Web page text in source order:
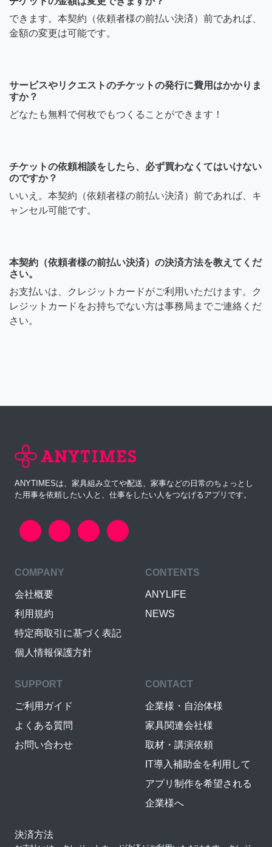
できます。本契約（依頼者様の前払い決済）前であれば、
金額の変更は可能です。
サービスやリクエストのチケットの発行に費用はかかりま
すか？
どなたも無料で何枚でもつくることができます！
チケットの依頼相談をしたら、必ず買わなくてはいけない
のですか？
いいえ。本契約（依頼者様の前払い決済）前であれば、キ
ャンセル可能です。
本契約（依頼者様の前払い決済）の決済方法を教えてくだ
さい。
お支払いは、クレジットカードがご利用いただけます。ク
レジットカードをお持ちでない方は事務局までご連絡くだ
さい。
ANYTIMESは、家具組み立てや配送、家事などの日常のちょっとし
た用事を依頼したい人と、仕事をしたい人をつなげるアプリです。
COMPANY
会社概要
利用規約
特定商取引に基づく表記
個人情報保護方針
CONTENTS
ANYLIFE
NEWS
SUPPORT
ご利用ガイド
よくある質問
お問い合わせ
CONTACT
企業様・自治体様
家具関連会社様
取材・講演依頼
IT導入補助金を利用して
アプリ制作を希望される
企業様へ
決済方法